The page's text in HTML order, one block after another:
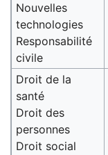
Nouvelles
technologies
Responsabilité
civile
Droit de la
santé
Droit des
personnes
Droit social